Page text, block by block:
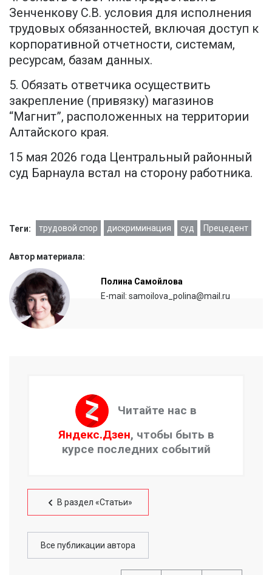
Зенченкову С.В. условия для исполнения
трудовых обязанностей, включая доступ к
корпоративной отчетности, системам,
ресурсам, базам данных.
5. Обязать ответчика осуществить
закрепление (привязку) магазинов
“Магнит”, расположенных на территории
Алтайского края.
15 мая 2026 года Центральный районный
суд Барнаула встал на сторону работника.
Теги: трудовой спор дискриминация суд Прецедент
Автор материала:
Полина Самойлова
E-mail: samoilova_polina@mail.ru
Читайте нас в
Яндекс.Дзен, чтобы быть в
курсе последних событий
В раздел «Статьи»
Все публикации автора